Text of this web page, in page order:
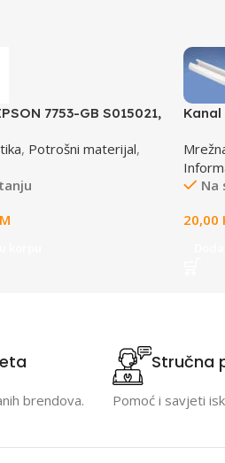
7753-GB S015021,
, Potrošni materijal,
Kanal
Na
20,00
brendova.
Stručna
Pomoć i savjeti